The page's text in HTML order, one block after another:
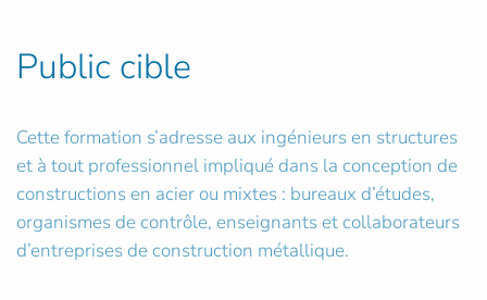
Public cible
Cette formation s’adresse aux ingénieurs en structures
et à tout professionnel impliqué dans la conception de
constructions en acier ou mixtes : bureaux d’études,
organismes de contrôle, enseignants et collaborateurs
d’entreprises de construction métallique.